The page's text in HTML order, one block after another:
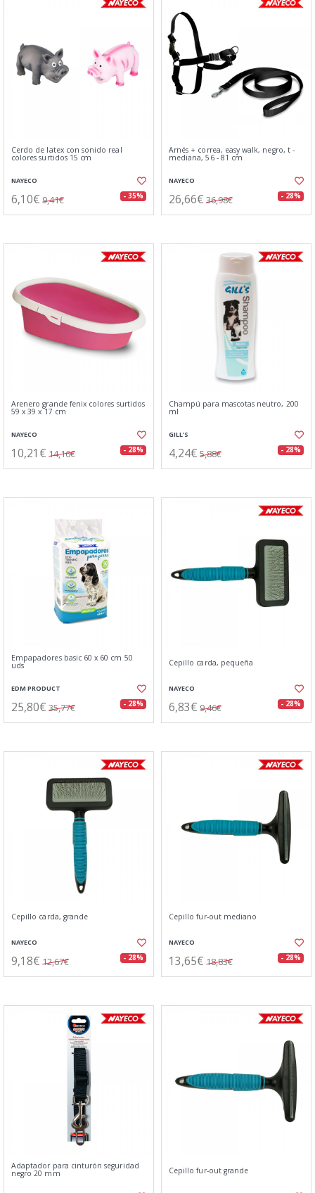
Cerdo de latex con sonido real
colores surtidos 15 cm
NAYECO
6,10€ 9,41€ - 35%
Arnés + correa, easy walk, negro, t -
mediana, 56 - 81 cm
NAYECO
26,66€ 36,98€ - 28%
Arenero grande fenix colores surtidos
59 x 39 x 17 cm
NAYECO
10,21€ 14,16€ - 28%
Champú para mascotas neutro, 200
ml
GILL'S
4,24€ 5,88€ - 28%
Empapadores basic 60 x 60 cm 50
uds
EDM PRODUCT
25,80€ 35,77€ - 28%
Cepillo carda, pequeña
NAYECO
6,83€ 9,46€ - 28%
Cepillo carda, grande
NAYECO
9,18€ 12,67€ - 28%
Cepillo fur-out mediano
NAYECO
13,65€ 18,83€ - 28%
Adaptador para cinturón seguridad
negro 20 mm Cepillo fur-out grande